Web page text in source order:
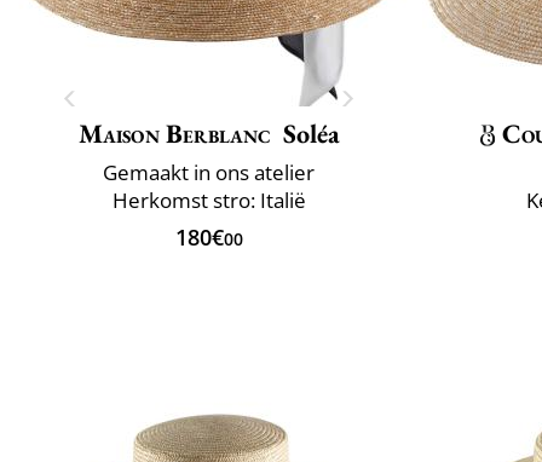
Maison Berblanc Soléa
Gemaakt in ons atelier
Herkomst stro: Italië
180€00